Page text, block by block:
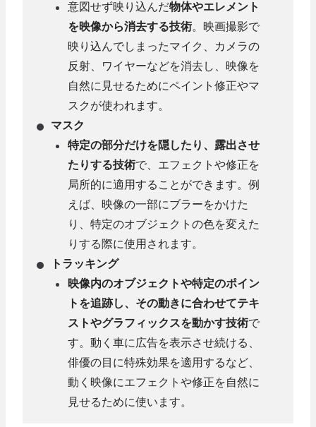
意図せず映り込んだ物体やエレメント
を映像から消去する技術。映画撮影で
映り込んでしまったマイク、カメラの
反射、ワイヤーなどを消去し、映像を
自然に見せるためにペイント修正やマ
スクが使われます。
マスク
特定の部分だけを隠したり、露出させ
たりする技術で、エフェクトや修正を
局所的に適用することができます。例
えば、映像の一部にブラーをかけた
り、特定のオブジェクトの色を変えた
りする際に使用されます。
トラッキング
映像内のオブジェクトや特定のポイン
トを追跡し、その動きに合わせてテキ
ストやグラフィックスを動かす技術で
す。動く車に広告を表示させ続ける、
俳優の目に特殊効果を適用するなど、
動く映像にエフェクトや修正を自然に
見せるために使います。